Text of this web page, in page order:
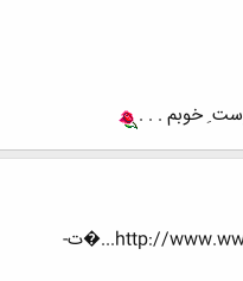
خوبم . . .
http://www.www.www.iran-eng.ir/showthread.p...�ت-